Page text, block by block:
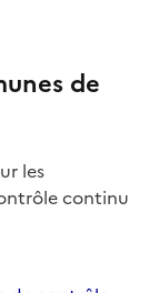
de
les
continu